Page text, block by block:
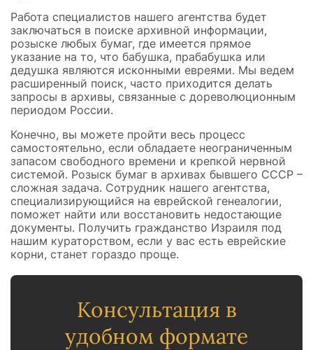
Работа специалистов нашего агентства будет
заключаться в поиске архивной информации,
розыске любых бумаг, где имеется прямое
указание на то, что бабушка, прабабушка или
дедушка являются исконными евреями. Мы ведем
расширенный поиск, часто приходится делать
запросы в архивы, связанные с дореволюционным
периодом России.
Конечно, вы можете пройти весь процесс
самостоятельно, если обладаете неограниченным
запасом свободного времени и крепкой нервной
системой. Розыск бумаг в архивах бывшего СССР –
сложная задача. Сотрудник нашего агентства,
специализирующийся на еврейской генеалогии,
поможет найти или восстановить недостающие
документы. Получить гражданство Израиля под
нашим кураторством, если у вас есть еврейские
корни, станет гораздо проще.
Консультация в
удобном формате